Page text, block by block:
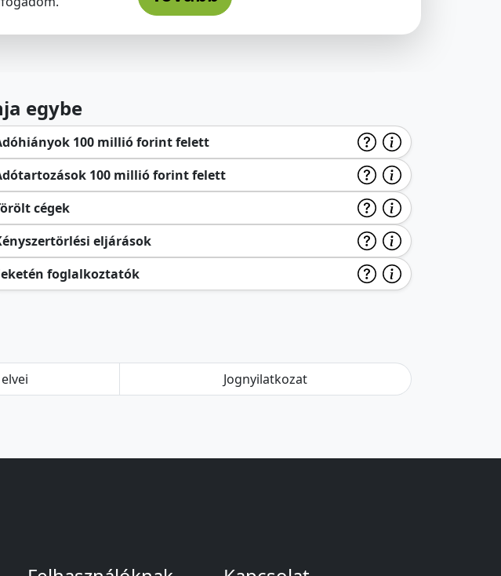
egybe
100 millió forint felett
100 millió forint felett
cégek
eljárások
foglalkoztatók
Jognyilatkozat